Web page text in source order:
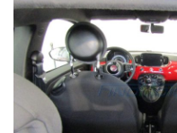
We speak english (Rif.
VENITE A TROVARCI
MIGLIORI MARCHE.
GUARDATE IL